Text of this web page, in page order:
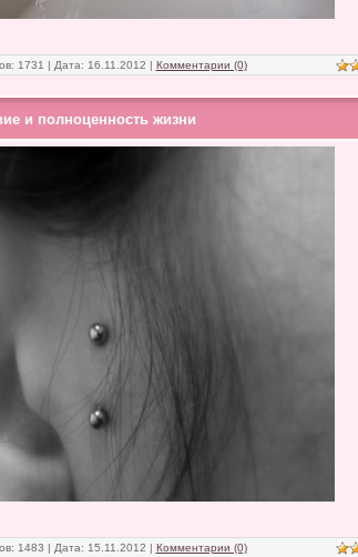
1731 | Дата: 16.11.2012 | Комментарии (0)
и полноценность жизни
1483 | Дата: 15.11.2012 | Комментарии (0)